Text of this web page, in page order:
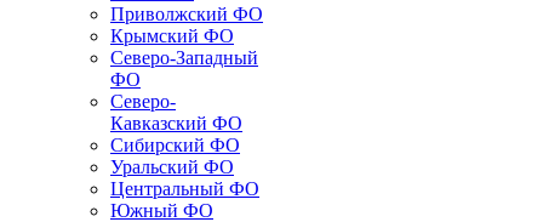
Приволжский ФО
Крымский ФО
Северо-Западный
ФО
Северо-
Кавказский ФО
Сибирский ФО
Уральский ФО
Центральный ФО
Южный ФО